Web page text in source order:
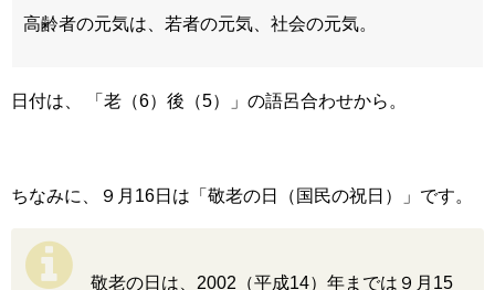
高齢者の元気は、若者の元気、社会の元気。
日付は、 「老（6）後（5）」の語呂合わせから。
ちなみに、９月16日は「敬老の日（国民の祝日）」です。
敬老の日は、2002（平成14）年までは９月15